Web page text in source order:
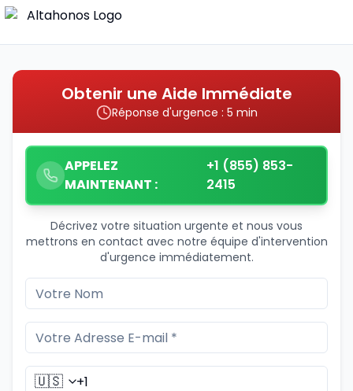
Obtenir une Aide Immédiate
Réponse d'urgence : 5 min
APPELEZ
MAINTENANT :
+1 (855) 853-
2415
Décrivez votre situation urgente et nous vous
mettrons en contact avec notre équipe d'intervention
d'urgence immédiatement.
🇺🇸